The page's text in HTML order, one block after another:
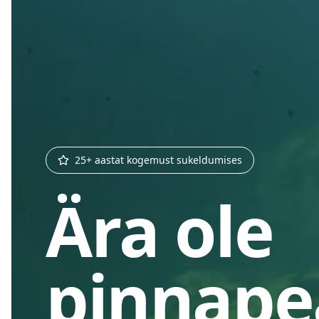
25+ aastat kogemust sukeldumises
Ära ole